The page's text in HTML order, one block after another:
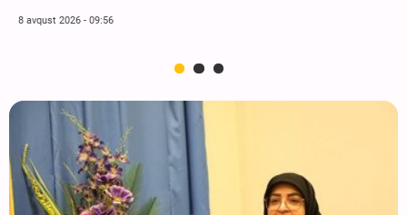
8 avqust 2026 - 09:56